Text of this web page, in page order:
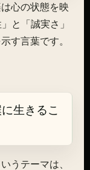
心の状態を映
と「誠実さ」
す言葉です。
生きるこ
うテーマは、